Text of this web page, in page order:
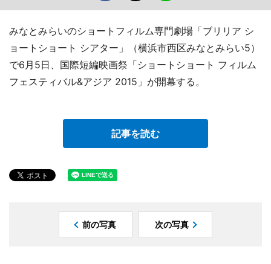
みなとみらいのショートフィルム専門劇場「ブリリア シ
ョートショート シアター」（横浜市西区みなとみらい5）
で6月5日、国際短編映画祭「ショートショート フィルム
フェスティバル&アジア 2015」が開幕する。
記事を読む
前の写真 次の写真